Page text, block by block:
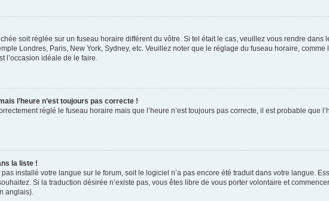
soit réglée sur un fuseau horaire différent du vôtre. Si tel était le cas, veuillez vous rendre
Londres, Paris, New York, Sydney, etc. Veuillez noter que le réglage du fuseau horaire,
l’occasion idéale de le faire.
l’heure n’est toujours pas correcte !
réglé le fuseau horaire mais que l’heure n’est toujours pas correcte, il est probable
la liste !
installé votre langue sur le forum, soit le logiciel n’a pas encore été traduit dans votre langue.
Si la traduction désirée n’existe pas, vous êtes libre de vous porter volontaire et
anglais).